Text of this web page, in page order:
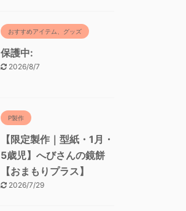
おすすめアイテム、グッズ
保護中:
2026/8/7
P製作
【限定製作｜型紙・1月・
5歳児】へびさんの鏡餅
【おまもりプラス】
2026/7/29